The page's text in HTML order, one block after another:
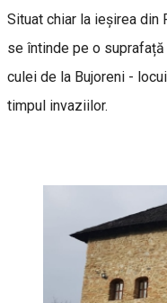
Situat chiar la ieșirea din
se întinde pe o
culei de la Bujoreni -
timpul invaziilor.